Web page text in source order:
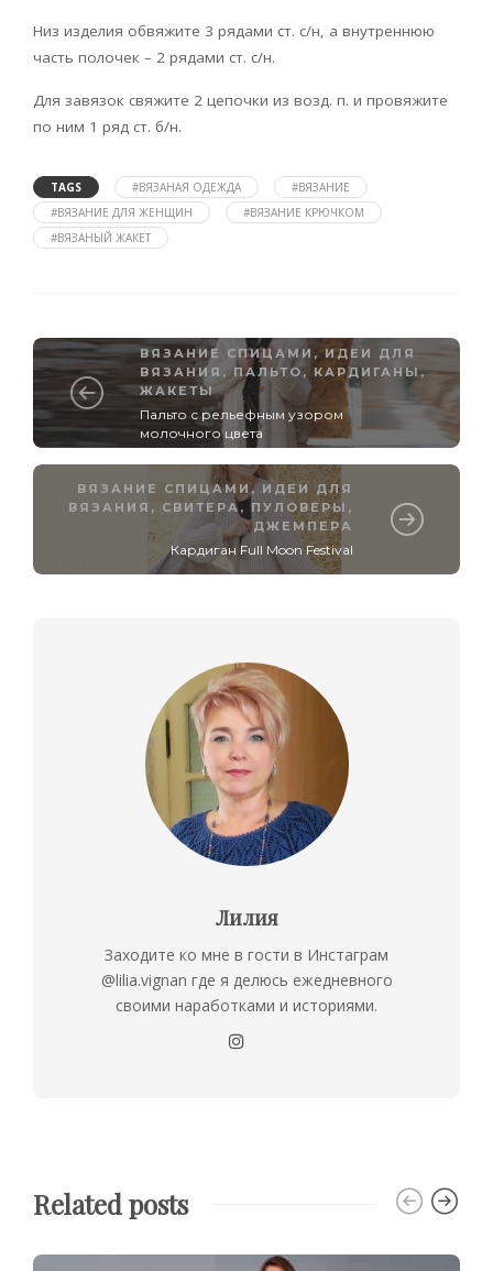
Низ изделия обвяжите 3 рядами ст. с/н, а внутреннюю
часть полочек – 2 рядами ст. с/н.
Для завязок свяжите 2 цепочки из возд. п. и провяжите
по ним 1 ряд ст. б/н.
TAGS #ВЯЗАНАЯ ОДЕЖДА
#ВЯЗАНИЕ
#ВЯЗАНИЕ ДЛЯ ЖЕНЩИН
#ВЯЗАНИЕ КРЮЧКОМ
#ВЯЗАНЫЙ ЖАКЕТ
ВЯЗАНИЕ СПИЦАМИ , ИДЕИ ДЛЯ
ВЯЗАНИЯ ,ПАЛЬТО, КАРДИГАНЫ,
ЖАКЕТЫ
Пальто с рельефным узором
молочного цвета
ВЯЗАНИЕ СПИЦАМИ , ИДЕИ ДЛЯ
ВЯЗАНИЯ , СВИТЕРА, ПУЛОВЕРЫ,
ДЖЕМПЕРА
Кардиган Full Moon Festival
Лилия
Заходите ко мне в гости в Инстаграм
@lilia.vignan где я делюсь ежедневного
своими наработками и историями.
Related posts